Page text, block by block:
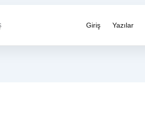
Giriş Yazılar